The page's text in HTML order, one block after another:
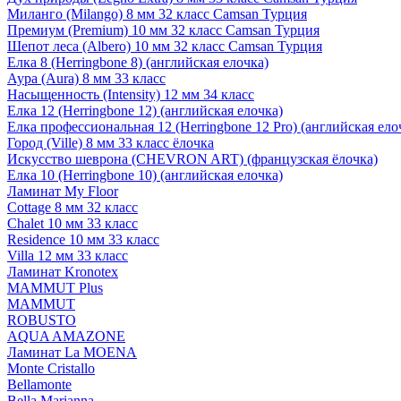
Миланго (Milango) 8 мм 32 класс Camsan Турция
Премиум (Premium) 10 мм 32 класс Camsan Турция
Шепот леса (Albero) 10 мм 32 класс Camsan Турция
Елка 8 (Herringbone 8) (английская елочка)
Аура (Aura) 8 мм 33 класс
Насыщенность (Intensity) 12 мм 34 класс
Елка 12 (Herringbone 12) (английская елочка)
Елка профессиональная 12 (Herringbone 12 Pro) (английская
Город (Ville) 8 мм 33 класс ёлочка
Искусство шеврона (CHEVRON ART) (французская ёлочка)
Елка 10 (Herringbone 10) (английская елочка)
Ламинат My Floor
Cottage 8 мм 32 класс
Chalet 10 мм 33 класс
Residence 10 мм 33 класс
Villa 12 мм 33 класс
Ламинат Kronotex
MAMMUT Plus
MAMMUT
ROBUSTO
AQUA AMAZONE
Ламинат La MOENA
Monte Cristallo
Bellamonte